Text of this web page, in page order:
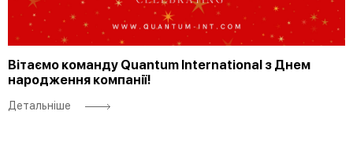
Вітаємо команду Quantum International з Днем
народження компанії!
Детальніше